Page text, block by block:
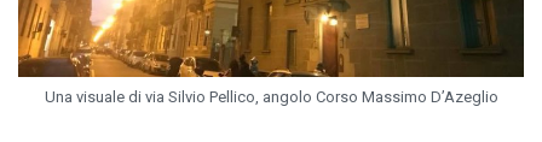
Una visuale di via Silvio Pellico, angolo Corso Massimo D’Azeglio